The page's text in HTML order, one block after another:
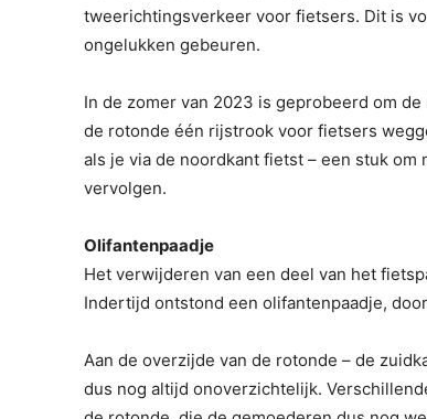
tweerichtingsverkeer voor fietsers. Dit is
ongelukken gebeuren.
In de zomer van 2023 is geprobeerd om
de rotonde één rijstrook voor fietsers
als je via de noordkant fietst – een stuk
vervolgen.
Olifantenpaadje
Het verwijderen van een deel van het
Indertijd ontstond een olifantenpaadje,
Aan de overzijde van de rotonde – de
dus nog altijd onoverzichtelijk.